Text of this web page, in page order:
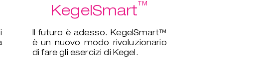
KegelSmart™
Il futuro è adesso. KegelSmart™
è un nuovo modo rivoluzionario
di fare gli esercizi di Kegel.